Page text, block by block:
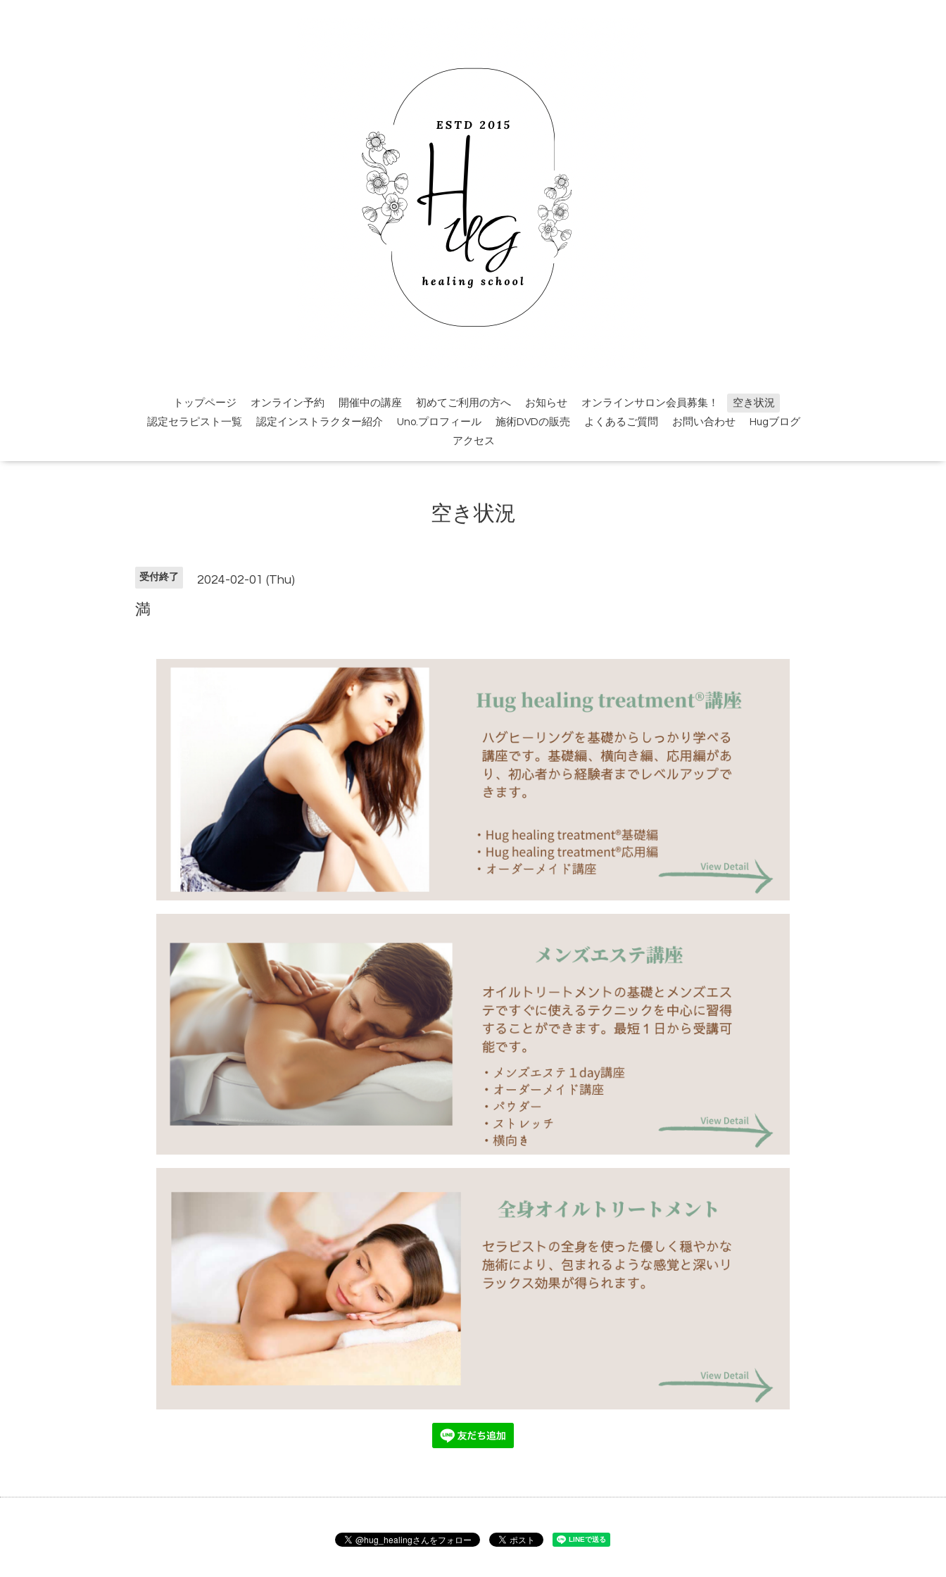
トップページ オンライン予約 開催中の講座 初めてご利用の方へ お知らせ オンラインサロン会員募集！
空き状況
認定セラピスト一覧
認定インストラクター紹介 Uno.プロフィール 施術DVDの販売 よくあるご質問 お問い合わせ
Hugブログ
アクセス
空き状況
受付終了 2024-02-01 (Thu)
満